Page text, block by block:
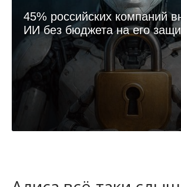
45% российских компаний
ИИ без бюджета на его